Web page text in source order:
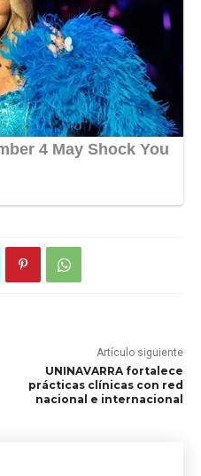
Artículo siguiente
UNINAVARRA fortalece
prácticas clínicas con red
nacional e internacional